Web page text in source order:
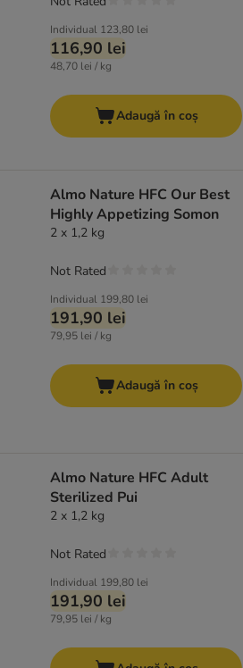
Individual 123,80 lei
116,90 lei
48,70 lei / kg
Adaugă în coș
Almo Nature HFC Our Best
Highly Appetizing Somon
2 x 1,2 kg
Individual 199,80 lei
191,90 lei
79,95 lei / kg
Not Rated
Adaugă în coș
Almo Nature HFC Adult
Sterilized Pui
2 x 1,2 kg
Individual 199,80 lei
191,90 lei
79,95 lei / kg
Not Rated